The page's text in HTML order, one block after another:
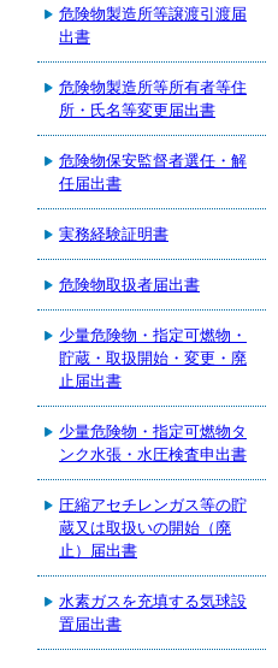
危険物製造所等譲渡引渡届
出書
危険物製造所等所有者等住
所・氏名等変更届出書
危険物保安監督者選任・解
任届出書
実務経験証明書
危険物取扱者届出書
少量危険物・指定可燃物・
貯蔵・取扱開始・変更・廃
止届出書
少量危険物・指定可燃物タ
ンク水張・水圧検査申出書
圧縮アセチレンガス等の貯
蔵又は取扱いの開始（廃
止）届出書
水素ガスを充填する気球設
置届出書